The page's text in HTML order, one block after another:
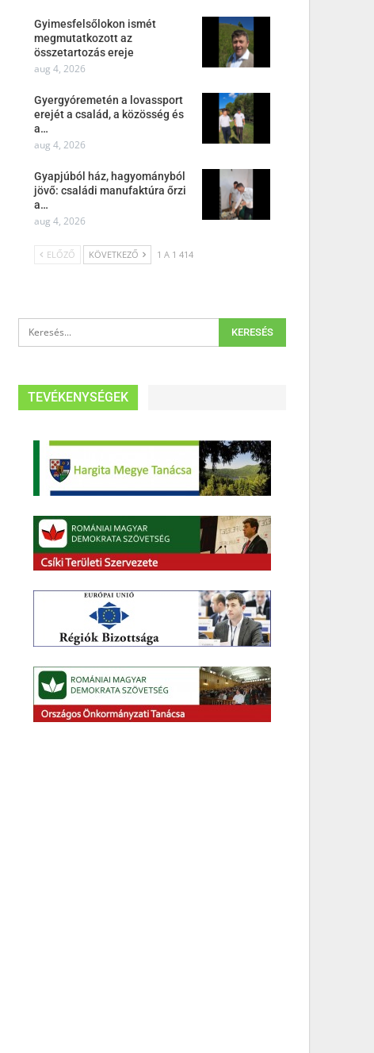
Gyimesfelsőlokon ismét
megmutatkozott az
összetartozás ereje
aug 4, 2026
Gyergyóremetén a lovassport
erejét a család, a közösség és
a…
aug 4, 2026
Gyapjúból ház, hagyományból
jövő: családi manufaktúra őrzi
a…
aug 4, 2026
ELŐZŐ KÖVETKEZŐ 1 A 1 414
TEVÉKENYSÉGEK